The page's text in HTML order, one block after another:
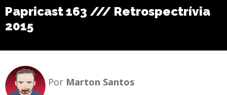
Papricast 163 /// Retrospectrívia
2015
Por Marton Santos